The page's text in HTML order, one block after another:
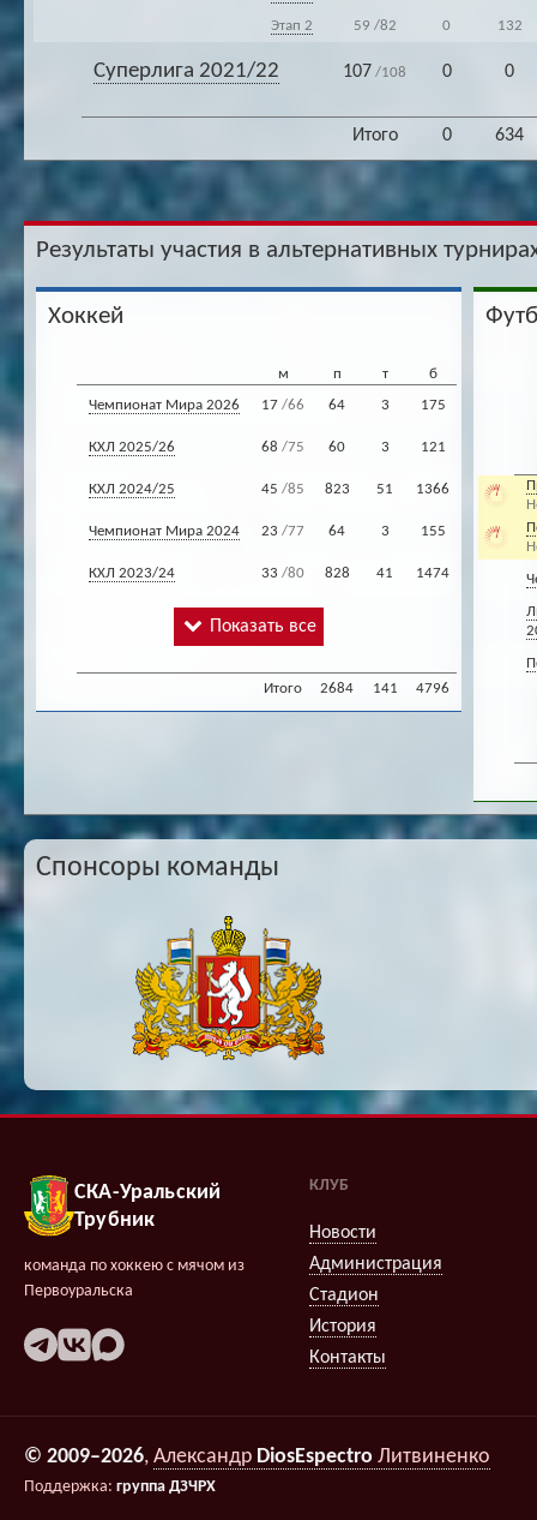
Этап 2
59 /82 0 132
Суперлига 2021/22 107 /108 0 0
Итого 0 634
Результаты участия в альтернативных
Хоккей
м п т
б
Чемпионат Мира 2026
17 /66 64 3 175
КХЛ 2025/26 68 /75 60 3 121
КХЛ 2024/25 45 /85 823 51 1366
Чемпионат Мира 2024 23 /77 64 3 155
КХЛ 2023/24 33 /80 828 41 1474
Показать все
Итого 2684 141 4796
Спонсоры команды
СКА-Уральский
Трубник
команда по хоккею с мячом из
Первоуральска
КЛУБ
Новости
Администрация
Стадион
История
Контакты
© 2009–2026, Александр DiosEspectro Литвиненко
Поддержка: группа ДЗЧРХ